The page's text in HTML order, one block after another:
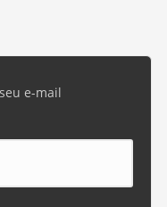
e-mail